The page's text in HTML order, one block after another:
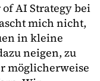
AI Strategy bei
mich nicht,
in kleine
neigen, zu
möglicherweise